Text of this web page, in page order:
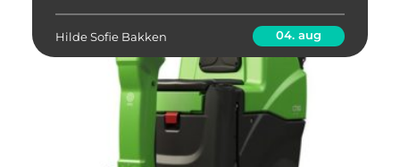
Hilde Sofie Bakken 04. aug